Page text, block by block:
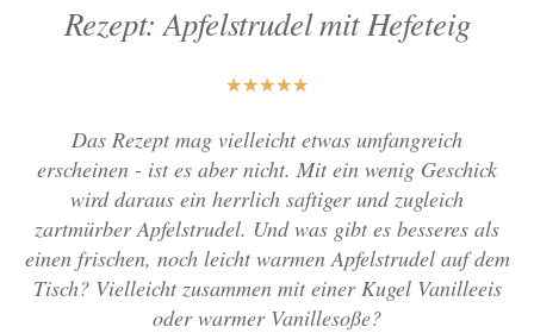
Rezept: Apfelstrudel mit Hefeteig
★★★★★
Das Rezept mag vielleicht etwas umfangreich
erscheinen - ist es aber nicht. Mit ein wenig Geschick
wird daraus ein herrlich saftiger und zugleich
zartmürber Apfelstrudel. Und was gibt es besseres als
einen frischen, noch leicht warmen Apfelstrudel auf dem
Tisch? Vielleicht zusammen mit einer Kugel Vanilleeis
oder warmer Vanillesoße?